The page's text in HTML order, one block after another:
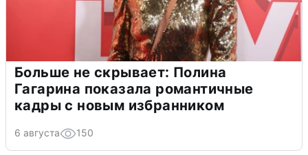
Больше не скрывает: Полина
Гагарина показала романтичные
кадры с новым избранником
6 августа 150